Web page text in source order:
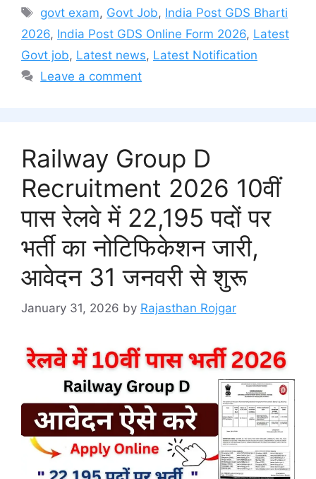
Tags
govt exam, Govt Job, India Post GDS Bharti
2026, India Post GDS Online Form 2026, Latest
Govt job, Latest news, Latest Notification
Leave a comment
Railway Group D
Recruitment 2026 10वीं
पास रेलवे में 22,195 पदों पर
भर्ती का नोटिफिकेशन जारी,
आवेदन 31 जनवरी से शुरू
January 31, 2026 by Rajasthan Rojgar